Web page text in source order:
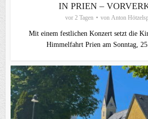
IN PRIEN –
vor 2 Tagen von Anton
Mit einem festlichen Konzert setzt die
Himmelfahrt Prien am Sonntag,